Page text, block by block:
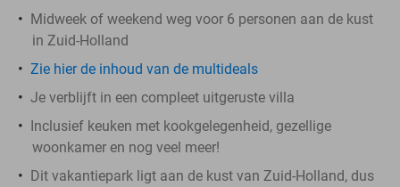
Midweek of weekend weg voor 6 personen aan de kust
in Zuid-Holland
Zie hier de inhoud van de multideals
Je verblijft in een compleet uitgeruste villa
Inclusief keuken met kookgelegenheid, gezellige
woonkamer en nog veel meer!
Dit vakantiepark ligt aan de kust van Zuid-Holland, dus